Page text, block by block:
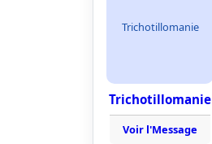
Trichotillomanie
Trichotillomanie
Voir l'Message